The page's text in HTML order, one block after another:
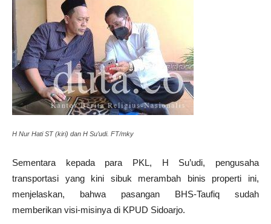
H Nur Hati ST (kiri) dan H Su’udi. FT/mky
Sementara kepada para PKL, H Su’udi, pengusaha
transportasi yang kini sibuk merambah binis properti ini,
menjelaskan, bahwa pasangan BHS-Taufiq sudah
memberikan visi-misinya di KPUD Sidoarjo.